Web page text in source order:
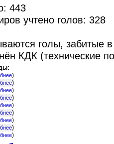
443
учтено голов: 328
голы, забитые в
КДК (технические
)
)
)
)
)
)
)
)
)